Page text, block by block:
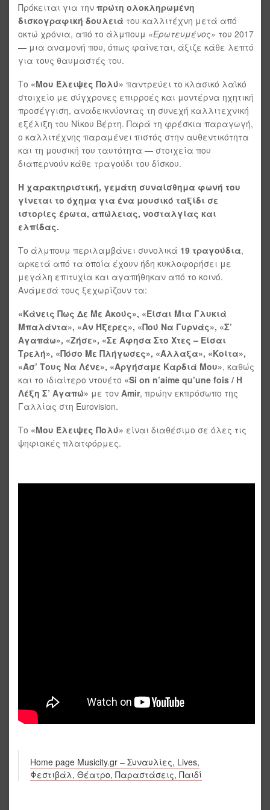
Πρόκειται για την πρώτη ολοκληρωμένη
δισκογραφική δουλειά του καλλιτέχνη μετά από
οκτώ χρόνια, από το άλμπουμ «Ερωτευμένος» του 2017
— μια αναμονή που, όπως φαίνεται, άξιζε κάθε λεπτό
για τους θαυμαστές του.
Το «Μου Έλειψες Πολύ» παντρεύει το κλασικό λαϊκό
στοιχείο με σύγχρονες επιρροές και μοντέρνα ηχητική
προσέγγιση, αναδεικνύοντας τη συνεχή καλλιτεχνική
εξέλιξη του Νίκου Βέρτη. Παρά τη φρέσκια παραγωγή,
ο καλλιτέχνης παραμένει πιστός στην αυθεντικότητα
και τη μουσική του ταυτότητα — στοιχεία που
διαπερνούν κάθε τραγούδι του δίσκου.
Η χαρακτηριστική, γεμάτη συναίσθημα φωνή του
γίνεται το όχημα για ένα μουσικό ταξίδι σε
ιστορίες έρωτα, απώλειας, νοσταλγίας και
ελπίδας.
Το άλμπουμ περιλαμβάνει συνολικά 19 τραγούδια,
αρκετά από τα οποία έχουν ήδη κυκλοφορήσει με
μεγάλη επιτυχία και αγαπήθηκαν από το κοινό.
Ανάμεσά τους ξεχωρίζουν τα:
«Κάνεις Πως Δε Με Ακούς», «Είσαι Μια Γλυκιά
Μπαλάντα», «Αν Ήξερες», «Πού Να Γυρνάς», «Σ’
Αγαπάω», «Ζήσε», «Σε Άφησα Στο Χτες – Είσαι
Τρελή», «Πόσο Με Πλήγωσες», «Άλλαξα», «Κοίτα»,
«Άσ’ Τους Να Λένε», «Αργήσαμε Καρδιά Μου», καθώς
και το ιδιαίτερο ντουέτο «Si on n’aime qu’une fois / Η
Λέξη Σ’ Αγαπώ» με τον Amir, πρώην εκπρόσωπο της
Γαλλίας στη Eurovision.
Το «Μου Έλειψες Πολύ» είναι διαθέσιμο σε όλες τις
ψηφιακές πλατφόρμες.
Home page Musicity.gr – Συναυλίες, Lives,
Φεστιβάλ, Θέατρο, Παραστάσεις, Παιδί